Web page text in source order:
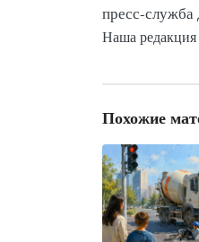
пресс-служба
Наша редакция
Похожие